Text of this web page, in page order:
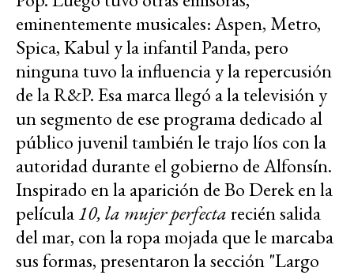
eminentemente musicales: Aspen, Metro,
Spica, Kabul y la infantil Panda, pero
ninguna tuvo la influencia y la repercusión
de la R&P. Esa marca llegó a la televisión y
un segmento de ese programa dedicado al
público juvenil también le trajo líos con la
autoridad durante el gobierno de Alfonsín.
Inspirado en la aparición de Bo Derek en la
película10, la mujer perfectarecién salida
del mar, con la ropa mojada que le marcaba
sus formas, presentaron la sección "Largo